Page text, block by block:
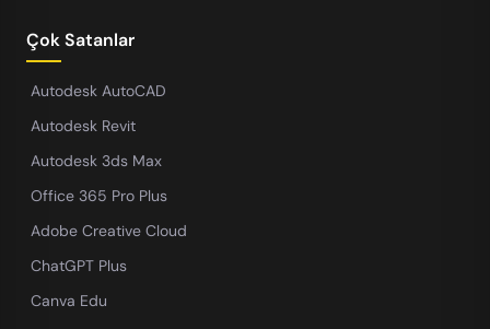
Çok Satanlar
Autodesk AutoCAD
Autodesk Revit
Autodesk 3ds Max
Office 365 Pro Plus
Adobe Creative Cloud
ChatGPT Plus
Canva Edu